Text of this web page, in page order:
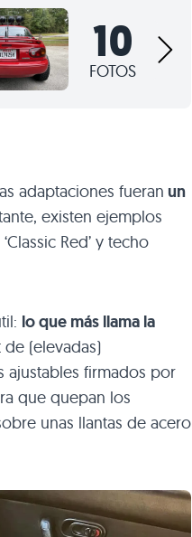
10
FOTOS
adaptaciones fueran un
existen ejemplos
Red’ y techo
lo que más llama la
(elevadas)
ajustables firmados por
que quepan los
unas llantas de acero